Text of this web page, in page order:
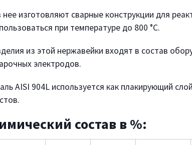
нее изготовляют сварные конструкции для
при температуре до 800 °С.
из этой нержавейки входят в состав
электродов.
AISI 904L используется как плакирующий
состав в %: